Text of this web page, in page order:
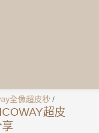
全像超皮秒 /
超皮